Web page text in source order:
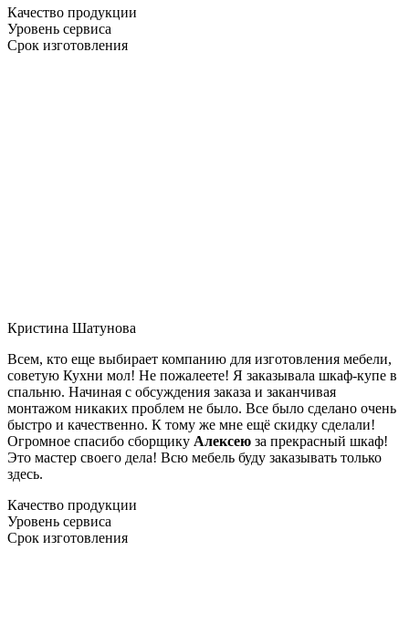
Качество продукции
Уровень сервиса
Срок изготовления
Кристина Шатунова
Всем, кто еще выбирает компанию для изготовления мебели,
советую Кухни мол! Не пожалеете! Я заказывала шкаф-купе в
спальню. Начиная с обсуждения заказа и заканчивая
монтажом никаких проблем не было. Все было сделано очень
быстро и качественно. К тому же мне ещё скидку сделали!
Огромное спасибо сборщику Алексею за прекрасный шкаф!
Это мастер своего дела! Всю мебель буду заказывать только
здесь.
Качество продукции
Уровень сервиса
Срок изготовления